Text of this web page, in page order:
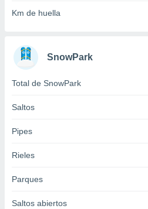
contenido
medir el
de la
el
de
uso de
Km de huella
SnowPark
Total de SnowPark
Saltos
Pipes
Rieles
Parques
Saltos abiertos